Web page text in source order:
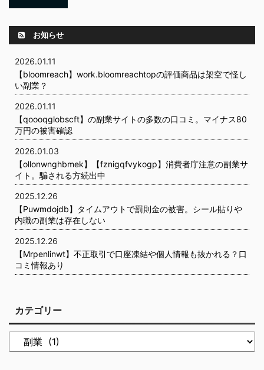
お知らせ
2026.01.11
【bloomreach】work.bloomreachtopの評価商品は架空で怪し
い副業？
2026.01.11
【qoooqglobscft】の副業サイトの多数の口コミ。マイナス80
万円の被害確認
2026.01.03
【ollonwnghbmek】【fznigqfvykogp】消費者庁注意の副業サ
イト。騙される方続出中
2025.12.26
【Puwmdojdb】タイムアウトで罰則金の被害。シール貼りや
内職の副業は存在しない
2025.12.26
【Mrpenlinwt】不正取引で口座凍結や個人情報も抜かれる？口
コミ情報あり
カテゴリー